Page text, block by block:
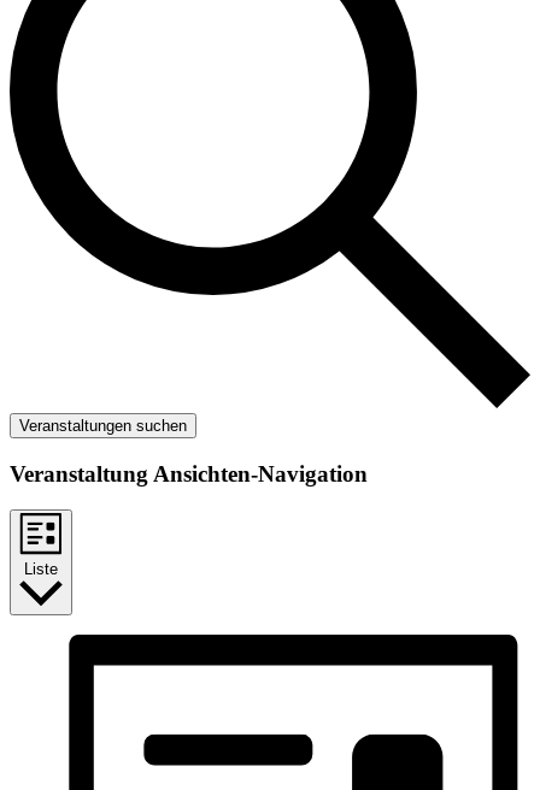
Veranstaltungen suchen
Veranstaltung Ansichten-Navigation
Liste